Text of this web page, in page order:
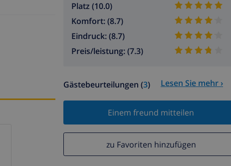
Platz (10.0)
Komfort: (8.7)
Eindruck: (8.7)
Preis/leistung: (7.3)
Gästebeurteilungen (3) Lesen Sie mehr ›
Einem freund mitteilen
zu Favoriten hinzufügen